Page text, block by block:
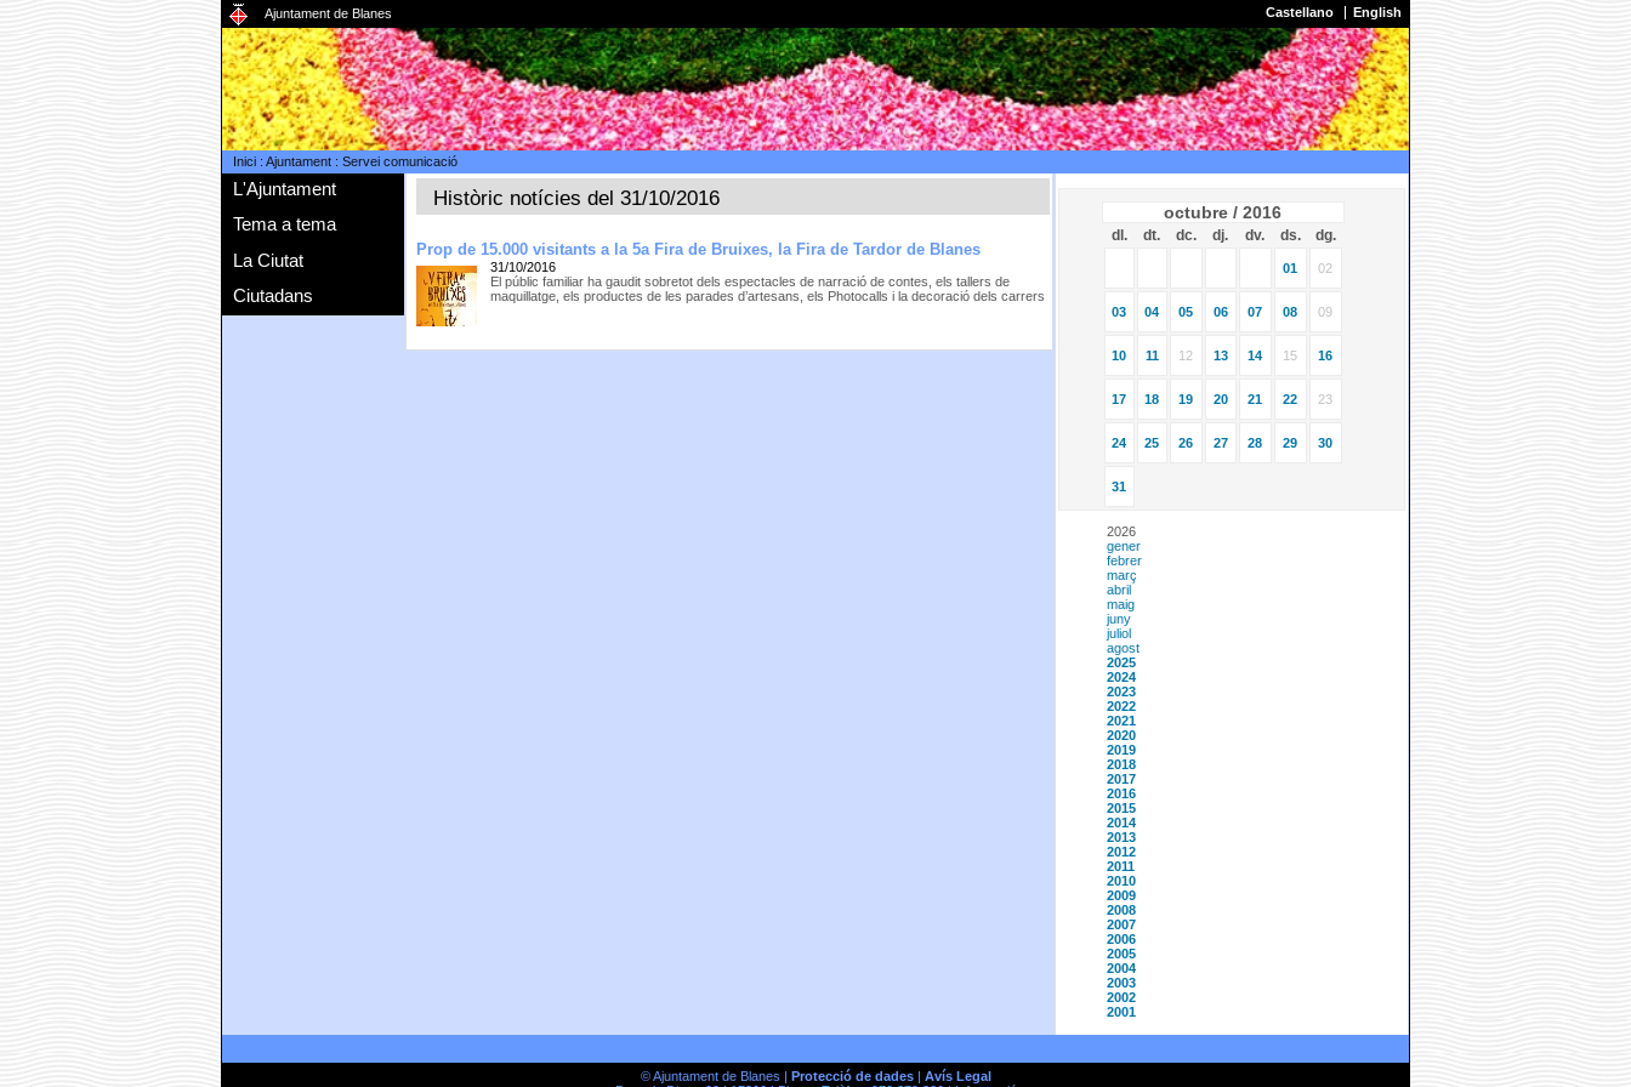
Ajuntament de Blanes Castellano English
Inici: Ajuntament: Servei comunicació
L'Ajuntament
Tema a tema
La Ciutat
Ciutadans
Històric notícies del 31/10/2016
Prop de 15.000 visitants a la 5a Fira de Bruixes, la Fira de Tardor de Blanes
31/10/2016
El públic familiar ha gaudit sobretot dels espectacles de narració de contes, els tallers de
maquillatge, els productes de les parades d’artesans, els Photocalls i la decoració dels carrers
octubre / 2016
dl. dt. dc. dj. dv. ds. dg.
01 02
03 04 05 06 07 08 09
10 11 12 13 14 15 16
17 18 19 20 21 22 23
24 25 26 27 28 29 30
31
2026
gener
febrer
març
abril
maig
juny
juliol
agost
2025
2024
2023
2022
2021
2020
2019
2018
2017
2016
2015
2014
2013
2012
2011
2010
2009
2008
2007
2006
2005
2004
2003
2002
2001
© Ajuntament de Blanes | Protecció de dades| Avís Legal